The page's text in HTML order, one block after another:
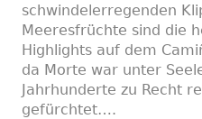
schwindelerregenden
Meeresfrüchte sind die
Highlights auf dem
da Morte war unter
Jahrhunderte zu Recht
gefürchtet….